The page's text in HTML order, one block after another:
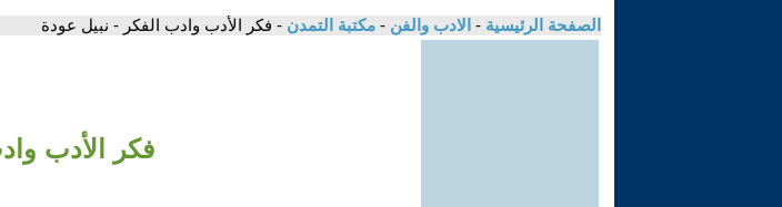
الصفحة الرئيسية - الادب والفن - مكتبة التمدن - فكر الأدب وادب الفكر - نبيل عودة
فكر الأدب